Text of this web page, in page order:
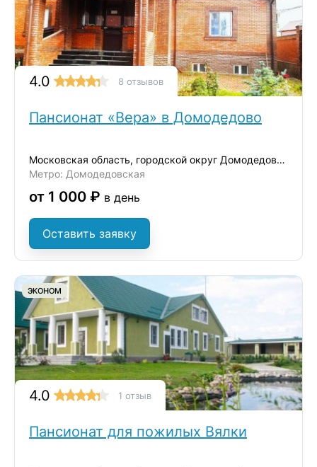
4.0 8 отзывов
Пансионат «Вера» в Домодедово
Московская область, городской округ Домодедово, село Ям, улица Школьная, 38
Метро: Домодедовская
от 1 000 ₽ в день
Оставить заявку
ЭКОНОМ
4.0 1 отзыв
Пансионат для пожилых Вялки